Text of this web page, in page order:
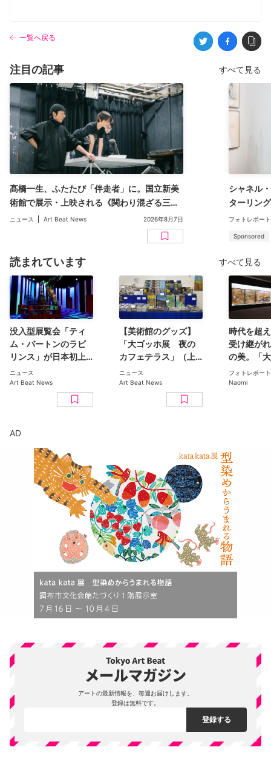
一覧へ戻る
注目の記事 すべて見る
髙橋一生、ふたたび「伴走者」に。国立新美
術館で展示・上映される《関わり混ざる三日
間》が記録した「見えない時間」
ニュース Art Beat News 2026年8月7日
シャネル
ターリン
く味わう
フォトレポート
Sponsored
読まれています すべて見る
没入型展覧会「ティ
ム・バートンのラビ
リンス」が日本初上
陸。豊洲のCREVIA
BASE Tokyoで11月開
ニュース
Art Beat News
【美術館のグッズ】
「大ゴッホ展 夜の
カフェテラス」（上
野の森美術館）で見
つけた、編集部おす
すめグッズ10選
ニュース
Art Beat News
時代を超
受け継が
の美。「
日本美術
ン 百花繚乱〜海を越
フォトレポート
Naomi
AD
アートの最新情報を、毎週お届けします。
登録は無料です。